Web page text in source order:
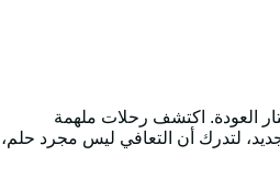
العودة. اكتشف رحلات ملهمة
لتدرك أن التعافي ليس مجرد حلم،